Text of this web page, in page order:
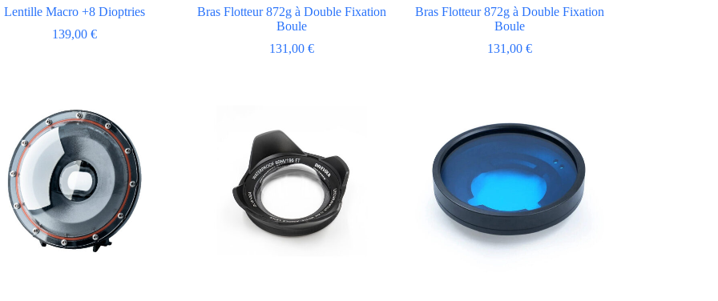
Lentille Macro +8 Dioptries
139,00 €
Bras Flotteur 872g à Double Fixation
Boule
131,00€
Bras Flotteur 872g à Double Fixation
Boule
131,00 €